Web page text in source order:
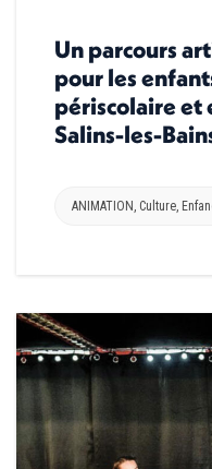
Un parcours
pour les
périscolaire et
Salins-les-
ANIMATION Culture